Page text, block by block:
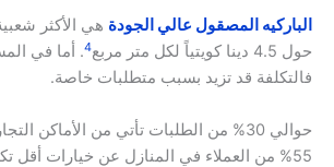
الباركيه المصقول عالي الجودة هي الأكثر
حول 4.5 دينا كويتياً لكل متر مربع
4. أما في
فالتكلفة قد تزيد بسبب متطلبات خاصة.
حوالي 30% من الطلبات تأتي من الأماكن
55% من العملاء في المنازل عن خيارات أقل تكلفة